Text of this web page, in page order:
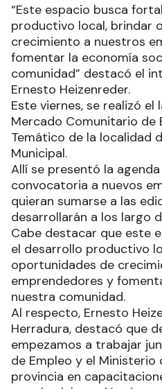
“Este espacio busca
productivo local, brindar
crecimiento a nuestros
fomentar la economía
comunidad” destacó el
Ernesto Heizenreder.
Este viernes, se realizó el
Mercado Comunitario de
Temático de la localidad
Municipal.
Allí se presentó la
convocatoria a nuevos
quieran sumarse a las
desarrollarán a los largo
Cabe destacar que este
el desarrollo productivo
oportunidades de
emprendedores y
nuestra comunidad.
Al respecto, Ernesto
Herradura, destacó que
empezamos a trabajar
de Empleo y el Ministerio
provincia en